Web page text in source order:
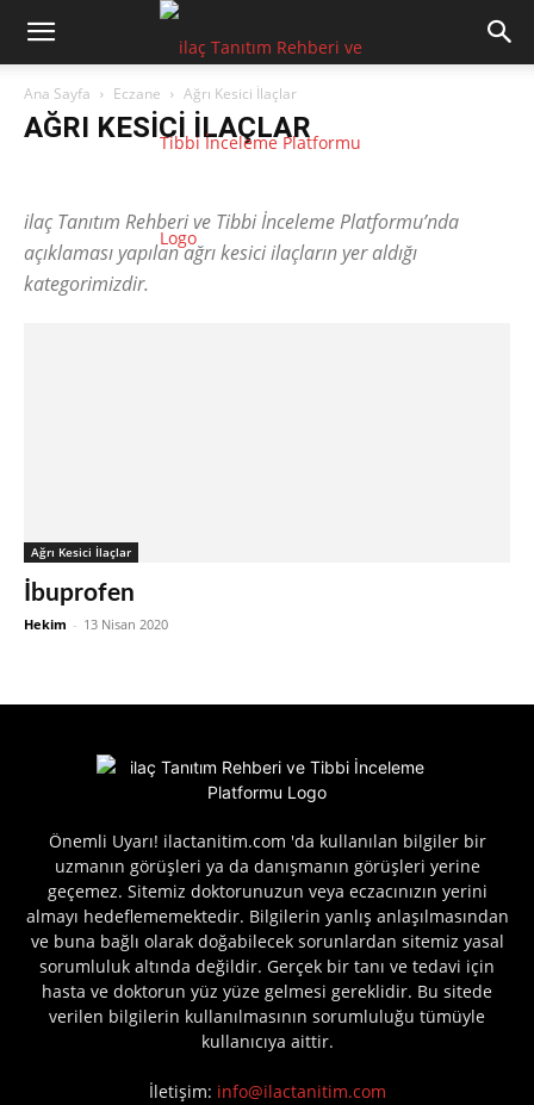
Ana Sayfa Eczane Ağrı Kesici İlaçlar
AĞRI KESICI İLAÇLAR
ilaç Tanıtım Rehberi ve Tibbi İnceleme Platformu’nda
açıklaması yapılan ağrı kesici ilaçların yer aldığı
kategorimizdir.
Ağrı Kesici İlaçlar
İbuprofen
Hekim - 13 Nisan 2020
Önemli Uyarı! ilactanitim.com 'da kullanılan bilgiler bir
uzmanın görüşleri ya da danışmanın görüşleri yerine
geçemez. Sitemiz doktorunuzun veya eczacınızın yerini
almayı hedeflememektedir. Bilgilerin yanlış anlaşılmasından
ve buna bağlı olarak doğabilecek sorunlardan sitemiz yasal
sorumluluk altında değildir. Gerçek bir tanı ve tedavi için
hasta ve doktorun yüz yüze gelmesi gereklidir. Bu sitede
verilen bilgilerin kullanılmasının sorumluluğu tümüyle
kullanıcıya aittir.
İletişim: info@ilactanitim.com